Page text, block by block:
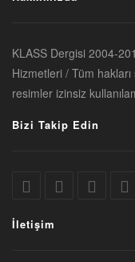
KLASS Dergisi 2004-
Hizmetleri / Tüm
resimler izinsiz
Bizi Takip Edin
İletişim